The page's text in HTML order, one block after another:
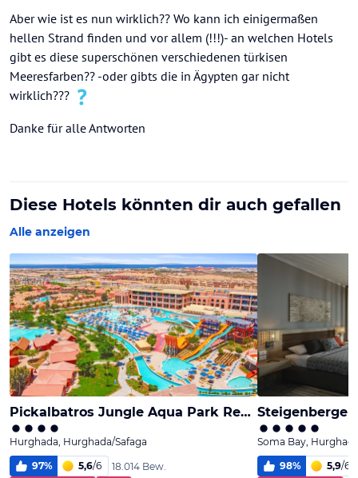
Aber wie ist es nun wirklich?? Wo kann ich einigermaßen
hellen Strand finden und vor allem (!!!)- an welchen Hotels
gibt es diese superschönen verschiedenen türkisen
Meeresfarben?? -oder gibts die in Ägypten gar nicht
wirklich???
Danke für alle Antworten